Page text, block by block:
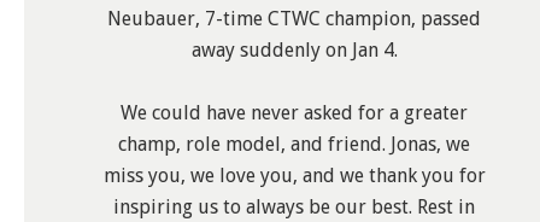
Neubauer, 7-time CTWC champion, passed
away suddenly on Jan 4.
We could have never asked for a greater
champ, role model, and friend. Jonas, we
miss you, we love you, and we thank you for
inspiring us to always be our best. Rest in